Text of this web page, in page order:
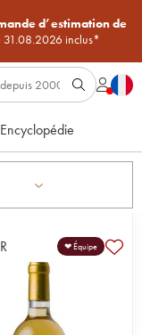
d’estimation de
31.08.2026 inclus*
Encyclopédie
❤ Équipe